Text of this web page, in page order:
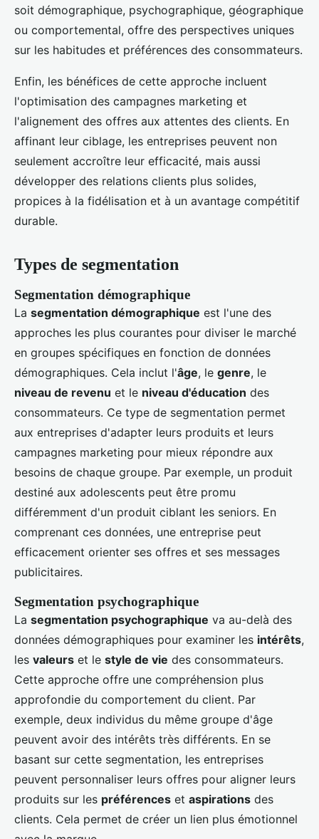
soit démographique, psychographique, géographique
ou comportemental, offre des perspectives uniques
sur les habitudes et préférences des consommateurs.
Enfin, les bénéfices de cette approche incluent
l'optimisation des campagnes marketing et
l'alignement des offres aux attentes des clients. En
affinant leur ciblage, les entreprises peuvent non
seulement accroître leur efficacité, mais aussi
développer des relations clients plus solides,
propices à la fidélisation et à un avantage compétitif
durable.
Types de segmentation
Segmentation démographique
La segmentation démographique est l'une des
approches les plus courantes pour diviser le marché
en groupes spécifiques en fonction de données
démographiques. Cela inclut l'âge, le genre, le
niveau de revenu et le niveau d'éducation des
consommateurs. Ce type de segmentation permet
aux entreprises d'adapter leurs produits et leurs
campagnes marketing pour mieux répondre aux
besoins de chaque groupe. Par exemple, un produit
destiné aux adolescents peut être promu
différemment d'un produit ciblant les seniors. En
comprenant ces données, une entreprise peut
efficacement orienter ses offres et ses messages
publicitaires.
Segmentation psychographique
La segmentation psychographique va au-delà des
données démographiques pour examiner les intérêts,
les valeurs et le style de vie des consommateurs.
Cette approche offre une compréhension plus
approfondie du comportement du client. Par
exemple, deux individus du même groupe d'âge
peuvent avoir des intérêts très différents. En se
basant sur cette segmentation, les entreprises
peuvent personnaliser leurs offres pour aligner leurs
produits sur les préférences et aspirations des
clients. Cela permet de créer un lien plus émotionnel